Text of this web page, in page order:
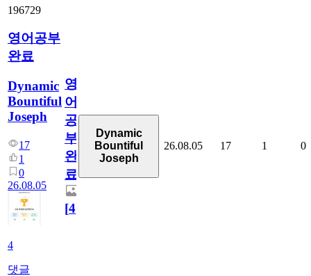
196729
영어공부
완료
Dynamic
Bountiful
Joseph
17
1
0
26.08.05
4
댓글
영
어
공
부
완
료
[4]
Dynamic
Bountiful
Joseph
26.08.05 17 1 0